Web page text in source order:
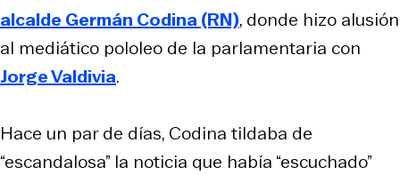
alcalde Germán Codina (RN), donde hizo alusión
al mediático pololeo de la parlamentaria con
Jorge Valdivia.
Hace un par de días, Codina tildaba de
“escandalosa” la noticia que había “escuchado”